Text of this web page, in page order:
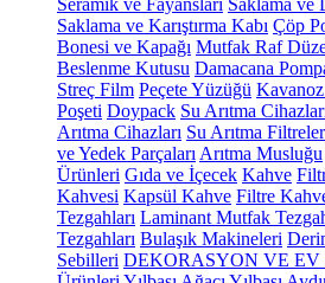
Seramik ve Fayansları Saklama ve
Saklama ve Karıştırma Kabı Çöp
Bonesi ve Kapağı Mutfak Raf
Beslenme Kutusu Damacana
Streç Film Peçete Yüzüğü Kavanoz
Poşeti Doypack Su Arıtma
Arıtma Cihazları Su Arıtma
ve Yedek Parçaları Arıtma Musluğu
Ürünleri Gıda ve İçecek Kahve
Kahvesi Kapsül Kahve Filtre
Tezgahları Laminant Mutfak
Tezgahları Bulaşık Makineleri
Sebilleri DEKORASYON VE EV